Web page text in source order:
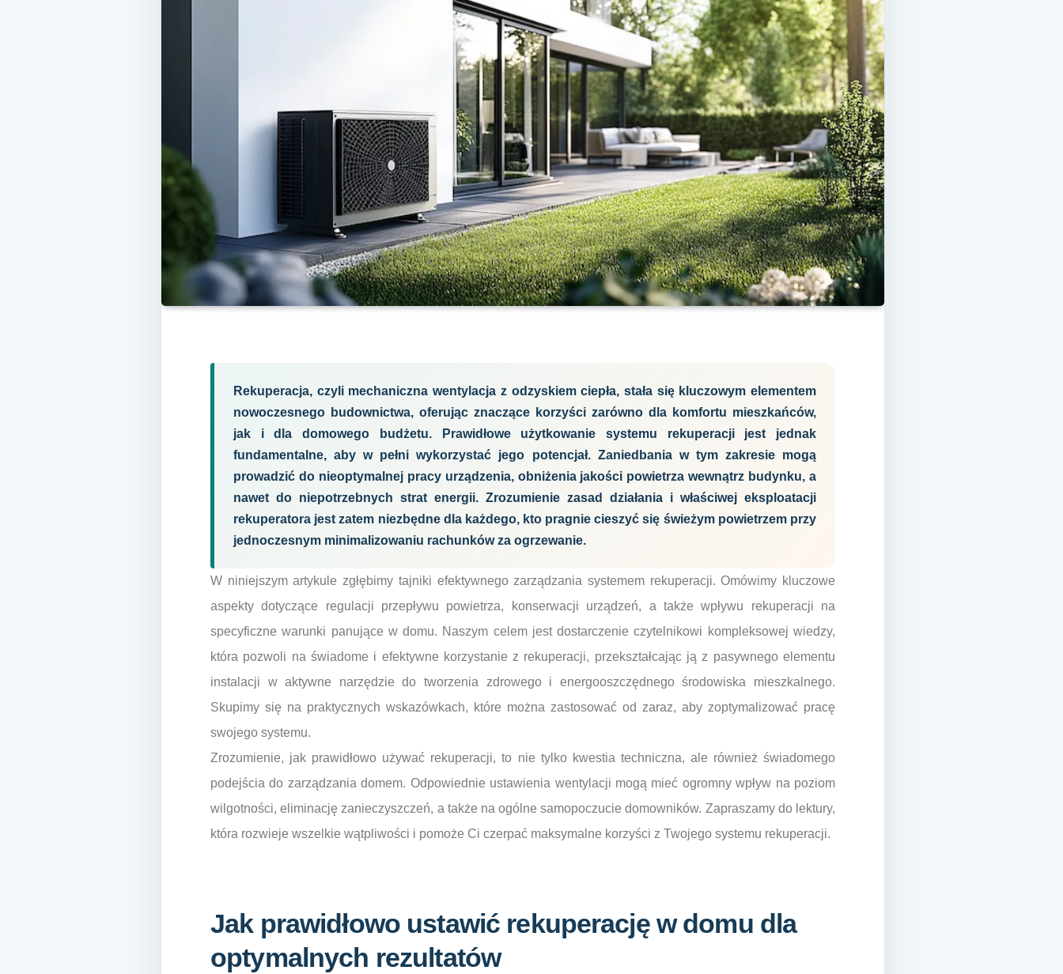
Rekuperacja, czyli mechaniczna wentylacja z odzyskiem ciepła, stała się kluczowym elementem
nowoczesnego budownictwa, oferując znaczące korzyści zarówno dla komfortu mieszkańców,
jak i dla domowego budżetu. Prawidłowe użytkowanie systemu rekuperacji jest jednak
fundamentalne, aby w pełni wykorzystać jego potencjał. Zaniedbania w tym zakresie mogą
prowadzić do nieoptymalnej pracy urządzenia, obniżenia jakości powietrza wewnątrz budynku, a
nawet do niepotrzebnych strat energii. Zrozumienie zasad działania i właściwej eksploatacji
rekuperatora jest zatem niezbędne dla każdego, kto pragnie cieszyć się świeżym powietrzem przy
jednoczesnym minimalizowaniu rachunków za ogrzewanie.
W niniejszym artykule zgłębimy tajniki efektywnego zarządzania systemem rekuperacji. Omówimy kluczowe
aspekty dotyczące regulacji przepływu powietrza, konserwacji urządzeń, a także wpływu rekuperacji na
specyficzne warunki panujące w domu. Naszym celem jest dostarczenie czytelnikowi kompleksowej wiedzy,
która pozwoli na świadome i efektywne korzystanie z rekuperacji, przekształcając ją z pasywnego elementu
instalacji w aktywne narzędzie do tworzenia zdrowego i energooszczędnego środowiska mieszkalnego.
Skupimy się na praktycznych wskazówkach, które można zastosować od zaraz, aby zoptymalizować pracę
swojego systemu.
Zrozumienie, jak prawidłowo używać rekuperacji, to nie tylko kwestia techniczna, ale również świadomego
podejścia do zarządzania domem. Odpowiednie ustawienia wentylacji mogą mieć ogromny wpływ na poziom
wilgotności, eliminację zanieczyszczeń, a także na ogólne samopoczucie domowników. Zapraszamy do lektury,
która rozwieje wszelkie wątpliwości i pomoże Ci czerpać maksymalne korzyści z Twojego systemu rekuperacji.
Jak prawidłowo ustawić rekuperację w domu dla
optymalnych rezultatów